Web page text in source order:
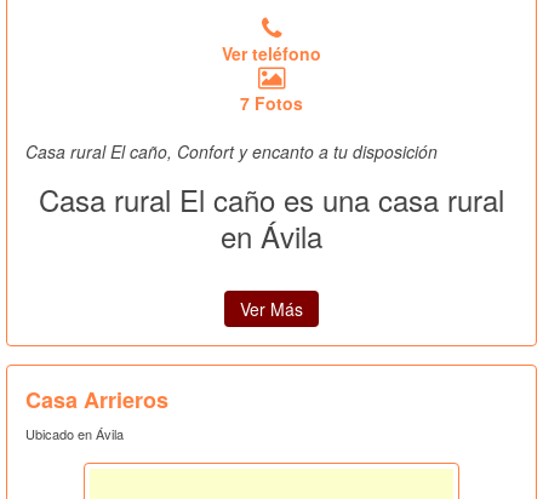
Ver teléfono
7 Fotos
Casa rural El caño, Confort y encanto a tu disposición
Casa rural El caño es una casa rural
en Ávila
Ver Más
Casa Arrieros
Ubicado en Ávila